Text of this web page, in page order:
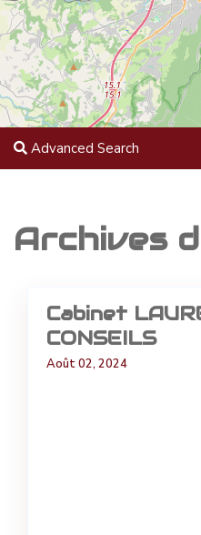
Advanced Search
Archives
Cabinet
CONSEILS
Août 02, 2024